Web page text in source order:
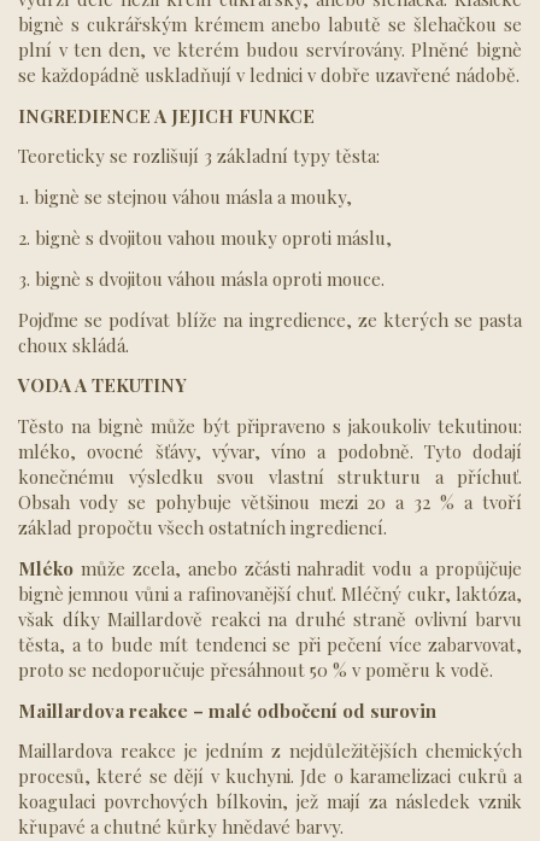
bignè s cukrářským krémem anebo labutě se šlehačkou se
plní v ten den, ve kterém budou servírovány. Plněné bignè
se každopádně uskladňují v lednici v dobře uzavřené nádobě.
INGREDIENCE A JEJICH FUNKCE
Teoreticky se rozlišují 3 základní typy těsta:
1. bignè se stejnou váhou másla a mouky,
2. bignè s dvojitou vahou mouky oproti máslu,
3. bignè s dvojitou váhou másla oproti mouce.
Pojďme se podívat blíže na ingredience, ze kterých se pasta
choux skládá.
VODA A TEKUTINY
Těsto na bignè může být připraveno s jakoukoliv tekutinou:
mléko, ovocné šťávy, vývar, víno a podobně. Tyto dodají
konečnému výsledku svou vlastní strukturu a příchuť.
Obsah vody se pohybuje většinou mezi 20 a 32 % a tvoří
základ propočtu všech ostatních ingrediencí.
Mléko může zcela, anebo zčásti nahradit vodu a propůjčuje
bignè jemnou vůni a rafinovanější chuť. Mléčný cukr, laktóza,
však díky Maillardově reakci na druhé straně ovlivní barvu
těsta, a to bude mít tendenci se při pečení více zabarvovat,
proto se nedoporučuje přesáhnout 50 % v poměru k vodě.
Maillardova reakce – malé odbočení od surovin
Maillardova reakce je jedním z nejdůležitějších chemických
procesů, které se dějí v kuchyni. Jde o karamelizaci cukrů a
koagulaci povrchových bílkovin, jež mají za následek vznik
křupavé a chutné kůrky hnědavé barvy.